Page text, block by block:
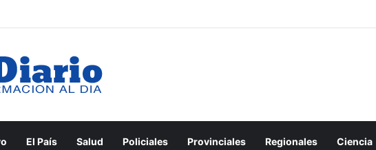
El País Salud Policiales Provinciales Regionales Ciencia